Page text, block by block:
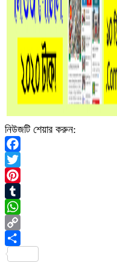
নিউজটি শেয়ার করুন:
Facebook
Twitter
Pinterest
Tumblr
WhatsApp
Copy
Link